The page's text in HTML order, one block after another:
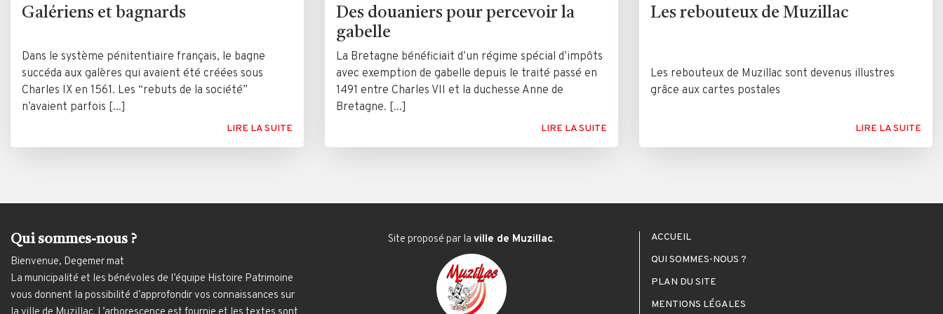
Galériens et bagnards
Dans le système pénitentiaire français, le bagne
succéda aux galères qui avaient été créées sous
Charles IX en 1561. Les “rebuts de la société”
n’avaient parfois [...]
LIRE LA SUITE
Des douaniers pour percevoir la
gabelle
La Bretagne bénéficiait d’un régime spécial d’impôts
avec exemption de gabelle depuis le traité passé en
1491 entre Charles VII et la duchesse Anne de
Bretagne. [...]
LIRE LA SUITE
Les rebouteux de Muzillac
Les rebouteux de Muzillac sont devenus illustres
grâce aux cartes postales
LIRE LA SUITE
Qui sommes-nous ?
Bienvenue, Degemer mat
La municipalité et les bénévoles de l’équipe Histoire Patrimoine
vous donnent la possibilité d’approfondir vos connaissances sur
Site proposé par la ville de Muzillac.
ACCUEIL
QUI SOMMES-NOUS ?
PLAN DU SITE
MENTIONS LÉGALES